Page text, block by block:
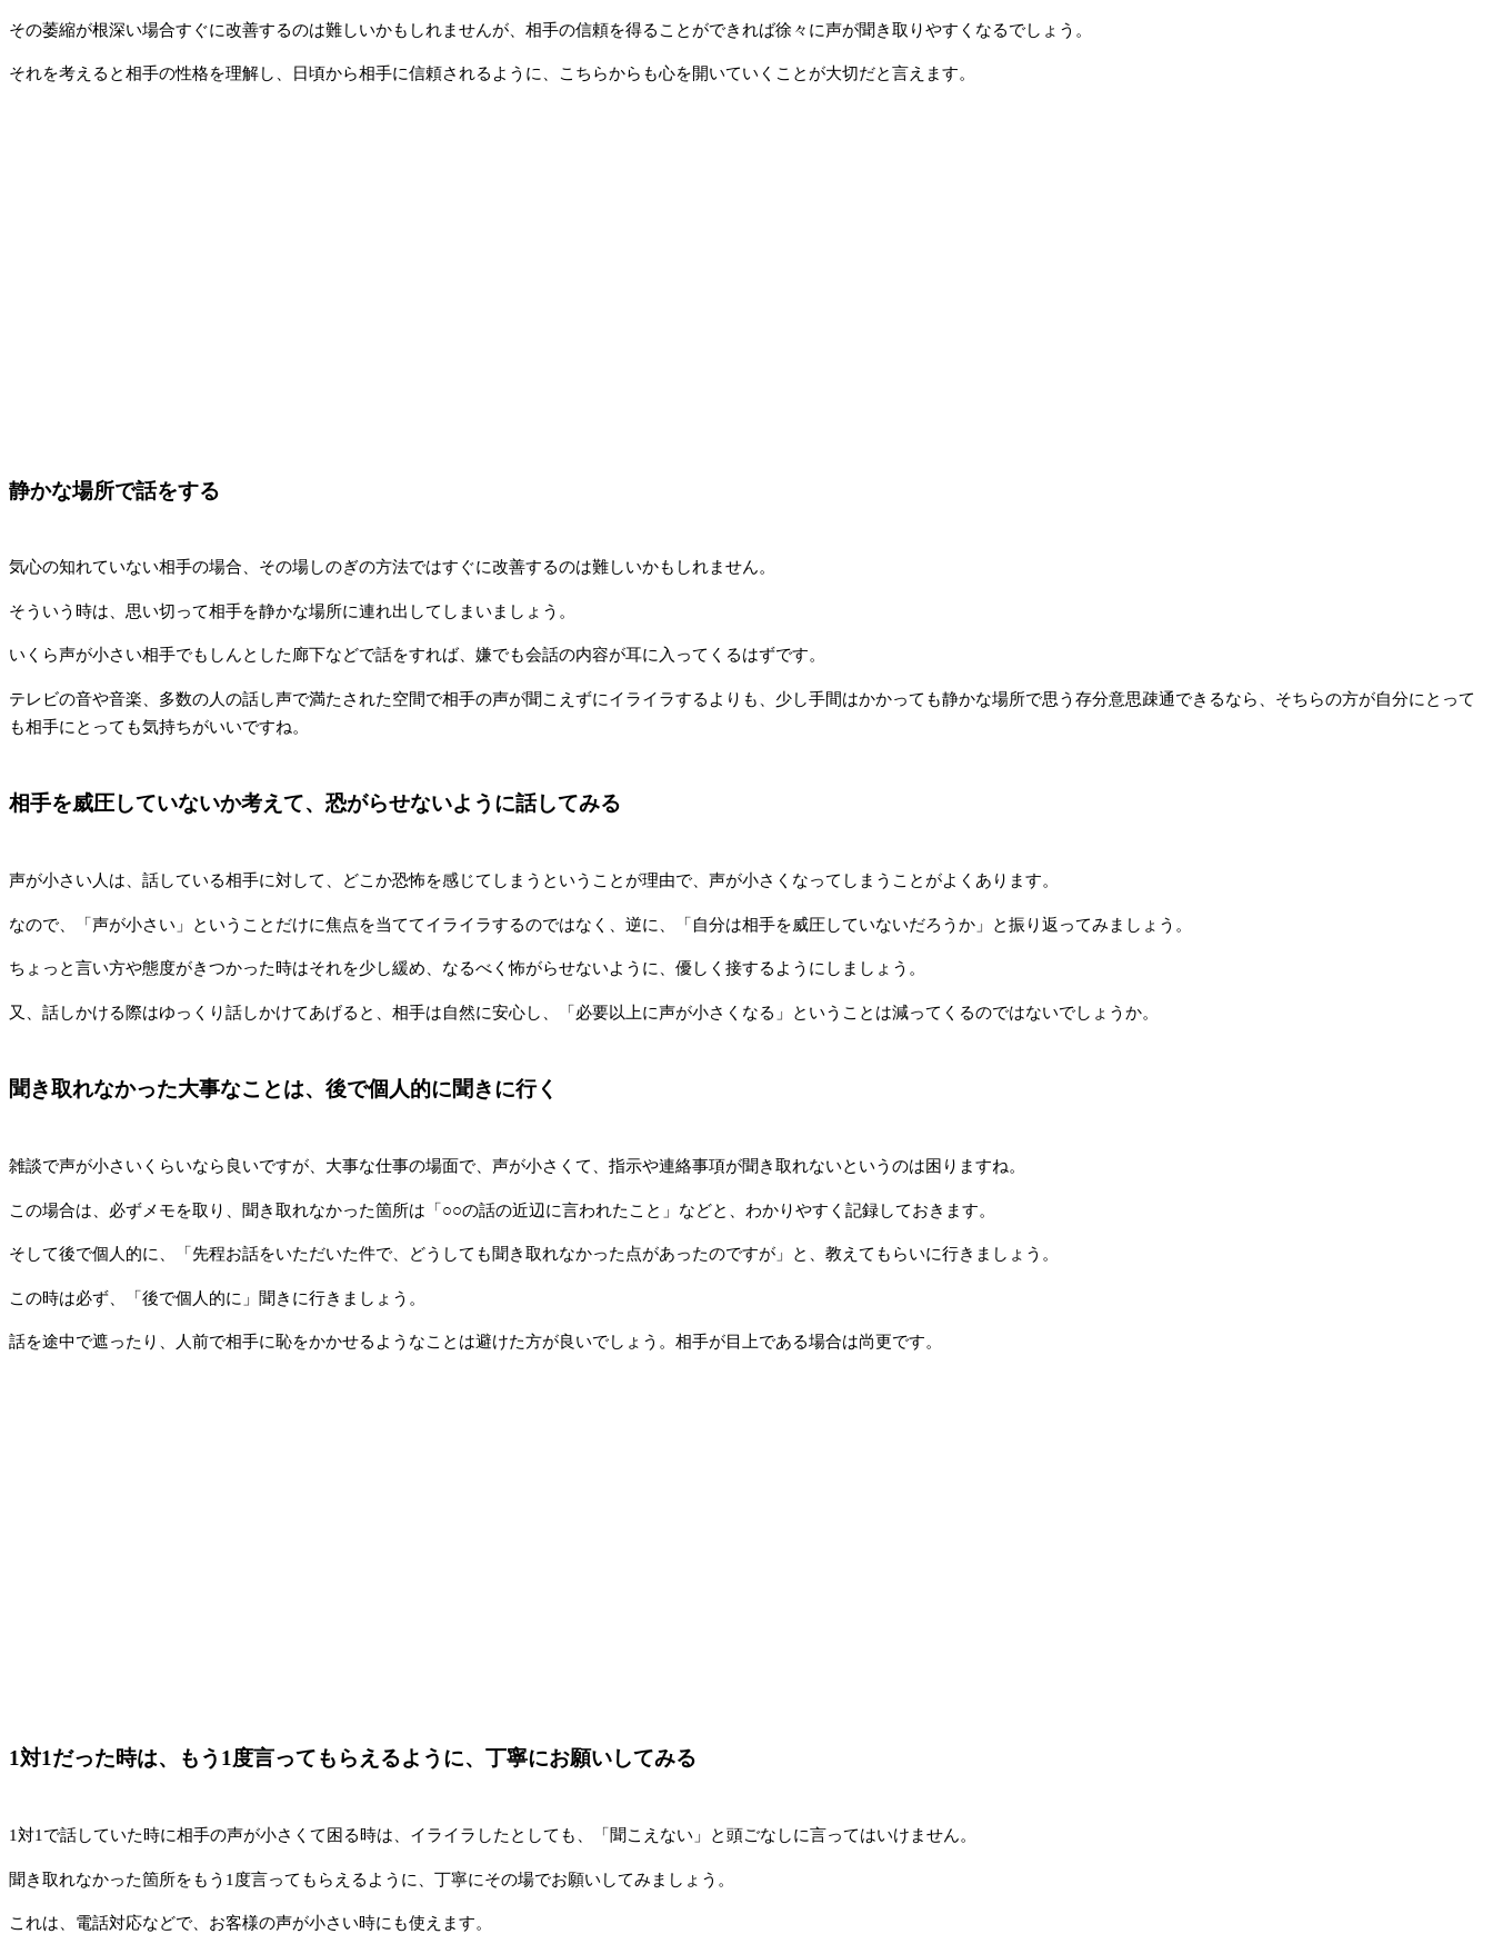
その萎縮が根深い場合すぐに改善するのは難しいかもしれませんが、相手の信頼を得ることができれば徐々に声が聞き取りやすくなるでしょう。
それを考えると相手の性格を理解し、日頃から相手に信頼されるように、こちらからも心を開いていくことが大切だと言えます。
静かな場所で話をする
気心の知れていない相手の場合、その場しのぎの方法ではすぐに改善するのは難しいかもしれません。
そういう時は、思い切って相手を静かな場所に連れ出してしまいましょう。
いくら声が小さい相手でもしんとした廊下などで話をすれば、嫌でも会話の内容が耳に入ってくるはずです。
テレビの音や音楽、多数の人の話し声で満たされた空間で相手の声が聞こえずにイライラするよりも、少し手間はかかっても静かな場所で思う存分意思疎通できるなら、そちらの方が自分にとって
も相手にとっても気持ちがいいですね。
相手を威圧していないか考えて、恐がらせないように話してみる
声が小さい人は、話している相手に対して、どこか恐怖を感じてしまうということが理由で、声が小さくなってしまうことがよくあります。
なので、「声が小さい」ということだけに焦点を当ててイライラするのではなく、逆に、「自分は相手を威圧していないだろうか」と振り返ってみましょう。
ちょっと言い方や態度がきつかった時はそれを少し緩め、なるべく怖がらせないように、優しく接するようにしましょう。
又、話しかける際はゆっくり話しかけてあげると、相手は自然に安心し、「必要以上に声が小さくなる」ということは減ってくるのではないでしょうか。
聞き取れなかった大事なことは、後で個人的に聞きに行く
雑談で声が小さいくらいなら良いですが、大事な仕事の場面で、声が小さくて、指示や連絡事項が聞き取れないというのは困りますね。
この場合は、必ずメモを取り、聞き取れなかった箇所は「○○の話の近辺に言われたこと」などと、わかりやすく記録しておきます。
そして後で個人的に、「先程お話をいただいた件で、どうしても聞き取れなかった点があったのですが」と、教えてもらいに行きましょう。
この時は必ず、「後で個人的に」聞きに行きましょう。
話を途中で遮ったり、人前で相手に恥をかかせるようなことは避けた方が良いでしょう。相手が目上である場合は尚更です。
1対1だった時は、もう1度言ってもらえるように、丁寧にお願いしてみる
1対1で話していた時に相手の声が小さくて困る時は、イライラしたとしても、「聞こえない」と頭ごなしに言ってはいけません。
聞き取れなかった箇所をもう1度言ってもらえるように、丁寧にその場でお願いしてみましょう。
これは、電話対応などで、お客様の声が小さい時にも使えます。